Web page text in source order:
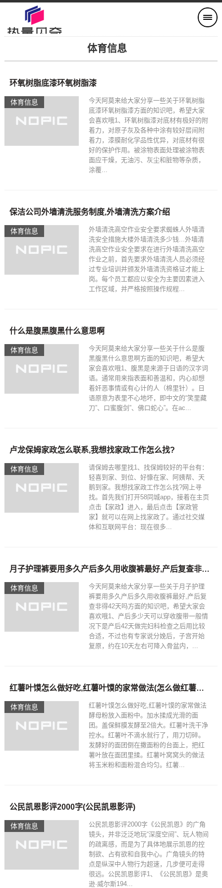
体育信息
体育信息
环氧树脂底漆环氧树脂漆
今天阿莫来给大家分享一些关于环氧树脂
底漆环氧树脂漆方面的知识吧，希望大家
会喜欢哦1、环氧树脂漆对底材有极好的附
着力，对原子灰及各种中涂有较好层间附
着力，漆膜耐化学品性优异，对底材有很
好的保护作用。被涂物表面处理被涂物表
面应干燥，无油污、灰尘和脏物等杂质，
涂覆...
体育信息
保洁公司外墙清洗服务制度,外墙清洗方案介绍
外墙清洗高空作业安全要求蜘蛛人外墙清
洗安全措施大楼外墙清洗多少钱...外墙清
洗高空作业安全要求在进行外墙清洗高空
作业之前，首先要求外墙清洗人员必须经
过专业培训并颁发外墙清洗资格证才能上
岗。每个员工都应以安全为主要因素进入
工作区域，并严格按照操作规程...
体育信息
什么是腹黑腹黑什么意思啊
今天阿莫来给大家分享一些关于什么是腹
黑腹黑什么意思啊方面的知识吧，希望大
家会喜欢哦1、腹黑是来源于日语的汉字词
语。通常用来指表面和善温和，内心却想
着奸恶事情或有心计的人（棉里针）。日
语原意为表里不心地坏，即中文的“笑里藏
刀”、口蜜腹剑”、佛口蛇心”。在ac...
体育信息
卢龙保姆家政怎么联系,我想找家政工作怎么找?
请保姆去哪里找1、找保姆较好的平台有：
轻喜到家、到位、好慷在家、阿姨帮、天
鹅到家。我想找家政工作怎么找?网上寻
找。首先我们打开58同城app，接着在主页
点击【家政】进入，最后点击【家政管
家】就可以在网上找家政了。通过社交媒
体和互联网平台：现在很多...
体育信息
月子护理裤要用多久产后多久用收腹裤最好,产后复查非得42天吗
今天阿莫来给大家分享一些关于月子护理
裤要用多久产后多久用收腹裤最好,产后复
查非得42天吗方面的知识吧，希望大家会
喜欢哦1、产后多少天可以穿收腹带一般情
况下是产后42天做完妇科检查之后用比较
合适，不过也有专家说分娩后，子宫开始
复原，约在10天左右可降入骨盆内，...
体育信息
红薯叶馍怎么做好吃,红薯叶馍的家常做法(怎么做红薯叶蒸馒头好吃)
红薯叶馍怎么做好吃,红薯叶馍的家常做法
酵母粉放入面粉中。加水揉成光滑的面
团。盖保鲜膜发酵至2倍大。红薯叶洗干净
控水。红薯叶不滴水就行了，用刀切碎。
发酵好的面团倒在撒面粉的台面上，把红
薯叶放在面团里揉。红薯叶窝窝头的做法
将玉米粉和面粉混合均匀。红薯...
体育信息
公民凯恩影评2000字(公民凯恩影评)
公民凯恩影评2000字《公民凯恩》的广角
镜头，并非泛泛地玩“深度空间”、玩人物间
的疏离感，而是为了具体地展示凯恩的控
制欲、占有欲和自我中心。广角镜头的特
点是纵深中人物行为超速，几步便可走得
很远。公民凯恩影评1、《公民凯恩》是奥
逊·威尔斯194...